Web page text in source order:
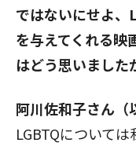
ではないにせよ、
を与えてくれる映
はどう思いました
阿川佐和子さん（
LGBTQについて